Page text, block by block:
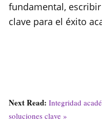
fundamental,
clave para el éxito
Next Read: Integridad
soluciones clave »